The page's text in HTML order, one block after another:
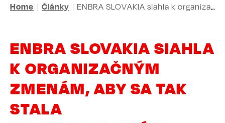
BREADCRUMB
Home Články ENBRA SLOVAKIA siahla k organizačným zmenám, aby sa tak stala technologickým lídrom vo svojom odbore
ENBRA SLOVAKIA SIAHLA
K ORGANIZAČNÝM
ZMENÁM, ABY SA TAK
STALA